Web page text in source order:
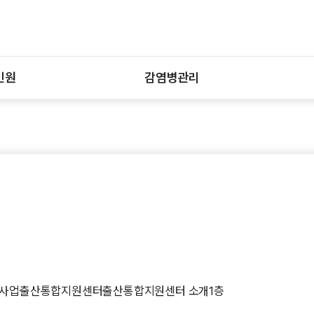
원 감염병관리
업출산통합지원센터출산통합지원센터 소개1층